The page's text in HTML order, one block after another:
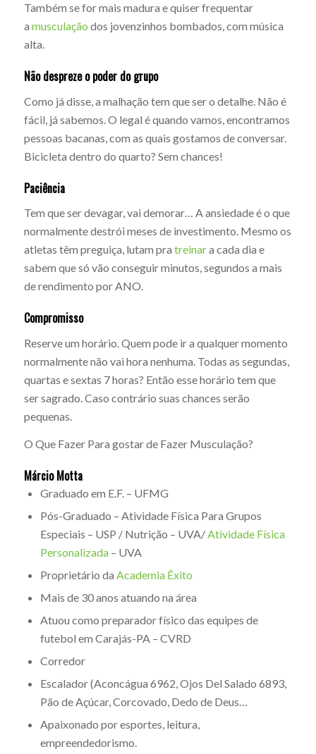
Também se for mais madura e quiser frequentar
a musculação dos jovenzinhos bombados, com música
alta.
Não despreze o poder do grupo
Como já disse, a malhação tem que ser o detalhe. Não é
fácil, já sabemos. O legal é quando vamos, encontramos
pessoas bacanas, com as quais gostamos de conversar.
Bicicleta dentro do quarto? Sem chances!
Paciência
Tem que ser devagar, vai demorar… A ansiedade é o que
normalmente destrói meses de investimento. Mesmo os
atletas têm preguiça, lutam pra treinara cada dia e
sabem que só vão conseguir minutos, segundos a mais
de rendimento por ANO.
Compromisso
Reserve um horário. Quem pode ir a qualquer momento
normalmente não vai hora nenhuma. Todas as segundas,
quartas e sextas 7 horas? Então esse horário tem que
ser sagrado. Caso contrário suas chances serão
pequenas.
O Que Fazer Para gostar de Fazer Musculação?
Márcio Motta
Graduado em E.F. – UFMG
Pós-Graduado – Atividade Física Para Grupos
Especiais – USP / Nutrição – UVA/Atividade Física
Personalizada– UVA
Proprietário da Academia Êxito
Mais de 30 anos atuando na área
Atuou como preparador físico das equipes de
futebol em Carajás-PA – CVRD
Corredor
Escalador (Aconcágua 6962, Ojos Del Salado 6893,
Pão de Açúcar, Corcovado, Dedo de Deus…
Apaixonado por esportes, leitura,
empreendedorismo.